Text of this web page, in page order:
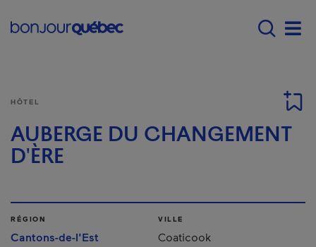
Main navigation -
HÔTEL
AUBERGE DU CHANGEMENT
D'ÈRE
RÉGION
Cantons-de-l'Est
VILLE
Coaticook